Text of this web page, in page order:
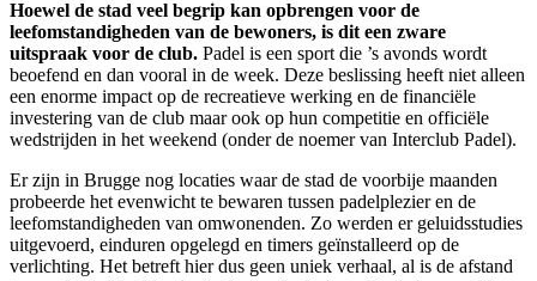
Hoewel de stad veel begrip kan opbrengen voor de
leefomstandigheden van de bewoners, is dit een zware
uitspraak voor de club. Padel is een sport die ’s avonds wordt
beoefend en dan vooral in de week. Deze beslissing heeft niet alleen
een enorme impact op de recreatieve werking en de financiële
investering van de club maar ook op hun competitie en officiële
wedstrijden in het weekend (onder de noemer van Interclub Padel).
Er zijn in Brugge nog locaties waar de stad de voorbije maanden
probeerde het evenwicht te bewaren tussen padelplezier en de
leefomstandigheden van omwonenden. Zo werden er geluidsstudies
uitgevoerd, einduren opgelegd en timers geïnstalleerd op de
verlichting. Het betreft hier dus geen uniek verhaal, al is de afstand